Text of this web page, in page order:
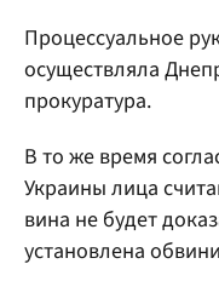
Процессуальное
осуществляла
прокуратура.
В то же время
Украины лица
вина не будет
установлена